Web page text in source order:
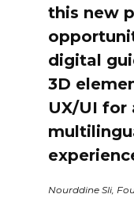
this new
digital
3D
UX/UI for
Nourddine Sli,